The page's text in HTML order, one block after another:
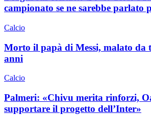
campionato se ne sarebbe parlato
Calcio
Morto il papà di Messi, malato da
anni
Calcio
Palmeri: «Chivu merita rinforzi,
supportare il progetto dell’Inter»